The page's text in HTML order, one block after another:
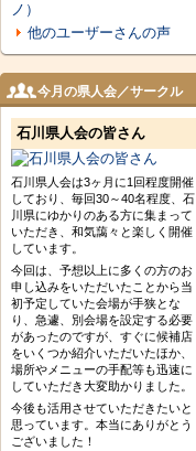
ノ）
他のユーザーさんの声
今月の県人会／サークル
石川県人会の皆さん
石川県人会は3ヶ月に1回程度開催
しており、毎回30～40名程度、石
川県にゆかりのある方に集まって
いただき、和気藹々と楽しく開催
しています。
今回は、予想以上に多くの方のお
申し込みをいただいたことから当
初予定していた会場が手狭とな
り、急遽、別会場を設定する必要
があったのですが、すぐに候補店
をいくつか紹介いただいたほか、
場所やメニューの手配等も迅速に
していただき大変助かりました。
今後も活用させていただきたいと
思っています。本当にありがとう
ございました！